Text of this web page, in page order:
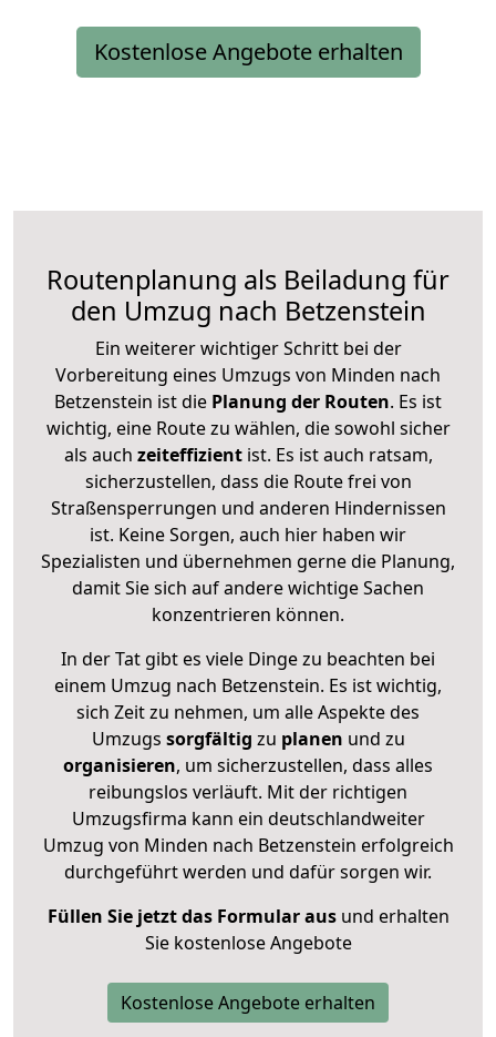
Kostenlose Angebote erhalten
Routenplanung als Beiladung für
den Umzug nach Betzenstein
Ein weiterer wichtiger Schritt bei der
Vorbereitung eines Umzugs von Minden nach
Betzenstein ist die Planung der Routen. Es ist
wichtig, eine Route zu wählen, die sowohl sicher
als auch zeiteffizientist. Es ist auch ratsam,
sicherzustellen, dass die Route frei von
Straßensperrungen und anderen Hindernissen
ist. Keine Sorgen, auch hier haben wir
Spezialisten und übernehmen gerne die Planung,
damit Sie sich auf andere wichtige Sachen
konzentrieren können.
In der Tat gibt es viele Dinge zu beachten bei
einem Umzug nach Betzenstein. Es ist wichtig,
sich Zeit zu nehmen, um alle Aspekte des
Umzugs sorgfältig zu planen und zu
organisieren, um sicherzustellen, dass alles
reibungslos verläuft. Mit der richtigen
Umzugsfirma kann ein deutschlandweiter
Umzug von Minden nach Betzenstein erfolgreich
durchgeführt werden und dafür sorgen wir.
Füllen Sie jetzt das Formular ausund erhalten
Sie kostenlose Angebote
Kostenlose Angebote erhalten